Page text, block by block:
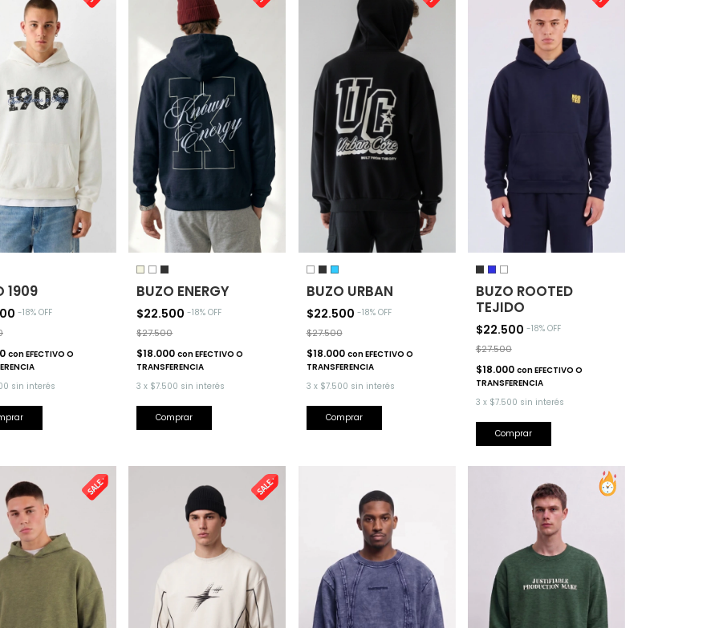
1909
-18% OFF
conEFECTIVO O
sin interés
BUZO ENERGY
$22.500-18% OFF
$27.500
$18.000conEFECTIVO O
TRANSFERENCIA
3 x $7.500 sin interés
Comprar
BUZO URBAN
$22.500 -18% OFF
$27.500
$18.000 conEFECTIVO O
TRANSFERENCIA
3 x $7.500 sin interés
Comprar
BUZO ROOTED
TEJIDO
$22.500 -18% OFF
$27.500
$18.000 conEFECTIVO O
TRANSFERENCIA
3 x $7.500 sin interés
Comprar